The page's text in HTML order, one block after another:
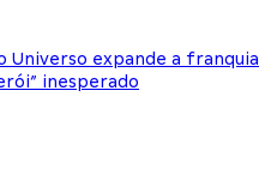
Universo expande a franquia
inesperado